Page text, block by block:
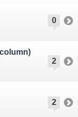
0
2
2